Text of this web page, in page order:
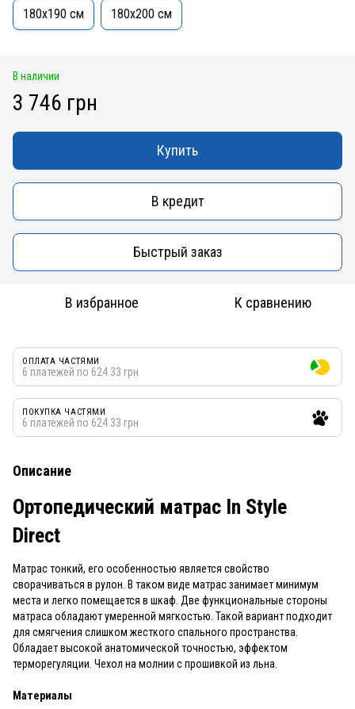
180x190 см 180x200 см
В наличии
3 746 грн
Купить
В кредит
Быстрый заказ
В избранное К сравнению
ОПЛАТА ЧАСТЯМИ
6 платежей по 624.33 грн
ПОКУПКА ЧАСТЯМИ
6 платежей по 624.33 грн
Описание
Ортопедический матрас In Style
Direct
Матрас тонкий, его особенностью является свойство
сворачиваться в рулон. В таком виде матрас занимает минимум
места и легко помещается в шкаф. Две функциональные стороны
матраса обладают умеренной мягкостью. Такой вариант подходит
для смягчения слишком жесткого спального пространства.
Обладает высокой анатомической точностью, эффектом
терморегуляции. Чехол на молнии с прошивкой из льна.
Материалы